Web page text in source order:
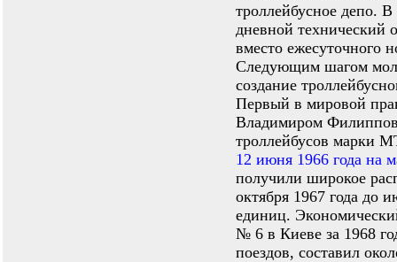
троллейбусное депо.
дневной технический
вместо ежесуточного
Следующим шагом
создание
Первый в мировой
Владимиром
троллейбусов марки
12 июня 1966 года на
получили широкое
октября 1967 года до
единиц.
№ 6 в Киеве за 1968
поездов, составил